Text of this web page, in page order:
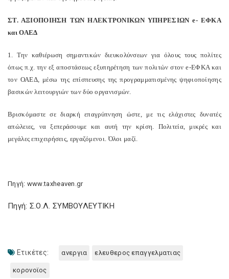
ΣΤ. ΑΞΙΟΠΟΙΗΣΗ ΤΩΝ ΗΛΕΚΤΡΟΝΙΚΩΝ ΥΠΗΡΕΣΙΩΝ e- ΕΦΚΑ
και ΟΑΕΔ
1. Την καθιέρωση σημαντικών διευκολύνσεων για όλους τους πολίτες
όπως π.χ. την εξ αποστάσεως εξυπηρέτηση των πολιτών στον e-ΕΦΚΑ και
τον ΟΑΕΔ, μέσω της επίσπευσης της προγραμματισμένης ψηφιοποίησης
βασικών λειτουργιών των δύο οργανισμών.
Βρισκόμαστε σε διαρκή επαγρύπνηση ώστε, με τις ελάχιστες δυνατές
απώλειες, να ξεπεράσουμε και αυτή την κρίση. Πολιτεία, μικρές και
μεγάλες επιχειρήσεις, εργαζόμενοι. Όλοι μαζί.
Πηγή: www.taxheaven.gr
Πηγή: Σ.Ο.Λ. ΣΥΜΒΟΥΛΕΥΤΙΚΗ
Ετικέτες: ανεργια ελευθερος επαγγελματιας
κορονοϊος